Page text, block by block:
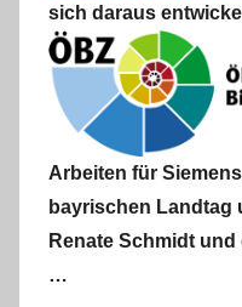
sich daraus
Arbeiten für
bayrischen Landtag
Renate Schmidt und
…